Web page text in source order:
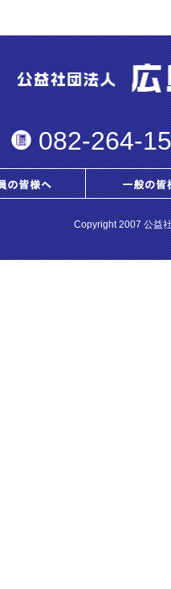
082-264-
Copyright 2007 公益